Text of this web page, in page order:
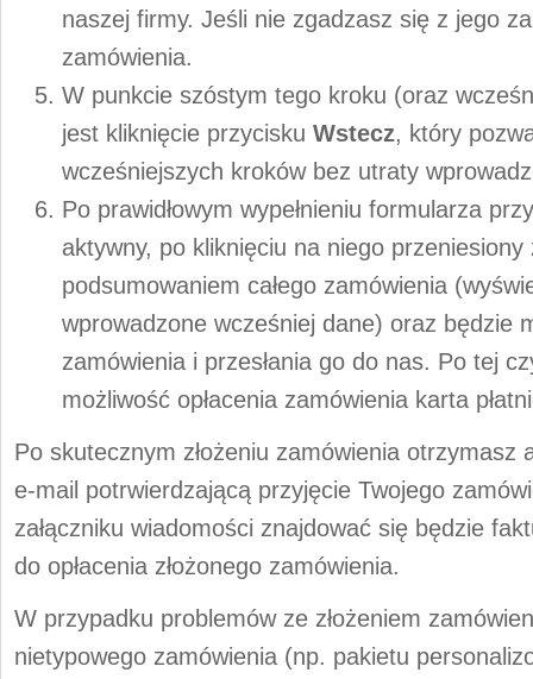
naszej firmy. Jeśli nie zgadzasz się z jego
zamówienia.
W punkcie szóstym tego kroku (oraz
jest kliknięcie przycisku Wstecz, który
wcześniejszych kroków bez utraty
Po prawidłowym wypełnieniu formularza
aktywny, po kliknięciu na niego
podsumowaniem całego zamówienia
wprowadzone wcześniej dane) oraz będzie
zamówienia i przesłania go do nas. Po tej
możliwość opłacenia zamówienia karta
Po skutecznym złożeniu zamówienia otrzymasz
e-mail potrwierdzającą przyjęcie Twojego
załączniku wiadomości znajdować się będzie
do opłacenia złożonego zamówienia.
W przypadku problemów ze złożeniem
nietypowego zamówienia (np. pakietu